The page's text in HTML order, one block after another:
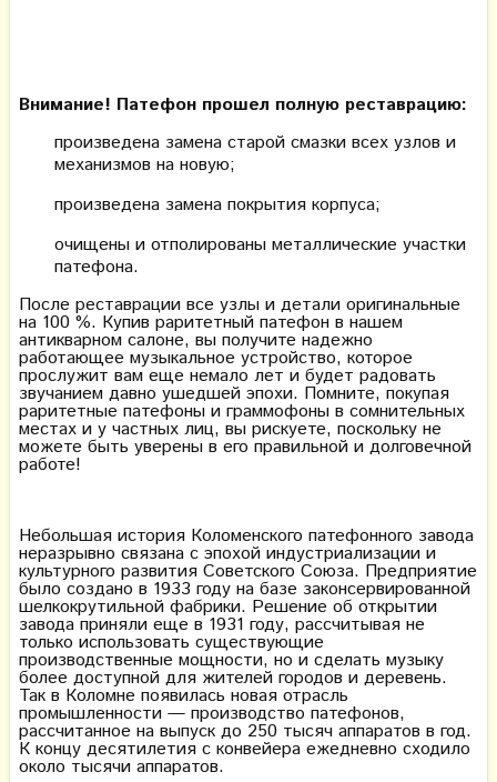
Внимание! Патефон прошел полную реставрацию:
произведена замена старой смазки всех узлов и
механизмов на новую;
произведена замена покрытия корпуса;
очищены и отполированы металлические участки
патефона.
После реставрации все узлы и детали оригинальные
на 100 %. Купив раритетный патефон в нашем
антикварном салоне, вы получите надежно
работающее музыкальное устройство, которое
прослужит вам еще немало лет и будет радовать
звучанием давно ушедшей эпохи. Помните, покупая
раритетные патефоны и граммофоны в сомнительных
местах и у частных лиц, вы рискуете, поскольку не
можете быть уверены в его правильной и долговечной
работе!
Небольшая история Коломенского патефонного завода
неразрывно связана с эпохой индустриализации и
культурного развития Советского Союза. Предприятие
было создано в 1933 году на базе законсервированной
шелкокрутильной фабрики. Решение об открытии
завода приняли еще в 1931 году, рассчитывая не
только использовать существующие
производственные мощности, но и сделать музыку
более доступной для жителей городов и деревень.
Так в Коломне появилась новая отрасль
промышленности — производство патефонов,
рассчитанное на выпуск до 250 тысяч аппаратов в год.
К концу десятилетия с конвейера ежедневно сходило
около тысячи аппаратов.